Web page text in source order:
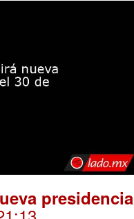
presidencia